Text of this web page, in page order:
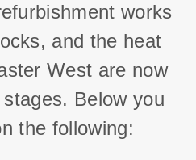
works
and the heat
West are now
Below you
the following: